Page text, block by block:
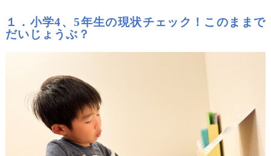
１．小学4、5年生の現状チェック！このままで
だいじょうぶ？